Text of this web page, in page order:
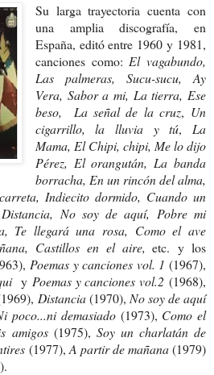
Su larga trayectoria cuenta con
una amplia discografía, en
España, editó entre 1960 y 1981,
canciones como: El vagabundo,
Las palmeras, Sucu-sucu, Ay
Vera, Sabor a mi, La tierra, Ese
beso, La señal de la cruz, Un
cigarrillo, la lluvia y tú, La
Mama, El Chipi, chipi, Me lo dijo
Pérez, El orangután, La banda
borracha, En un rincón del alma,
Indiecito dormido, Cuando un
No soy de aquí, Pobre mi
Te llegará una rosa, Como el ave
Castillos en el aire, etc. y los
Poemas y canciones vol. 1(1967),
y Poemas y canciones vol.2(1968),
Distancia(1970), No soy de aquí
poco...ni demasiado (1973), Como el
amigos (1975), Soy un charlatán de
(1977), A partir de mañana(1979)